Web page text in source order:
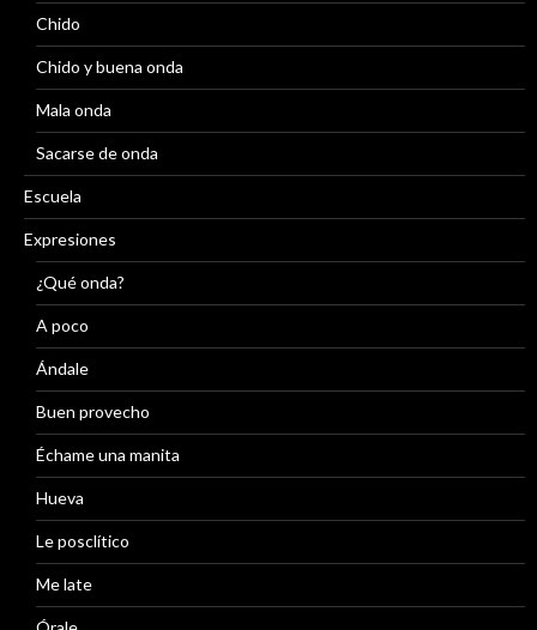
Chido
Chido y buena onda
Mala onda
Sacarse de onda
Escuela
Expresiones
¿Qué onda?
A poco
Ándale
Buen provecho
Échame una manita
Hueva
Le posclítico
Me late